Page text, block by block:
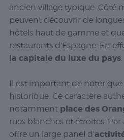
ancien village typique. Côté
peuvent découvrir de
hôtels haut de gamme et
restaurants d’Espagne. En
la capitale du luxe du pays.
Il est important de noter que
historique. Ce caractère
notamment place des
rues blanches et étroites.
offre un large panel d’